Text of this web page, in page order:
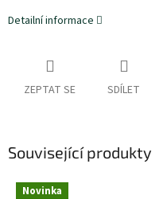
Detailní informace
ZEPTAT SE SDÍLET
Související produkty
Novinka